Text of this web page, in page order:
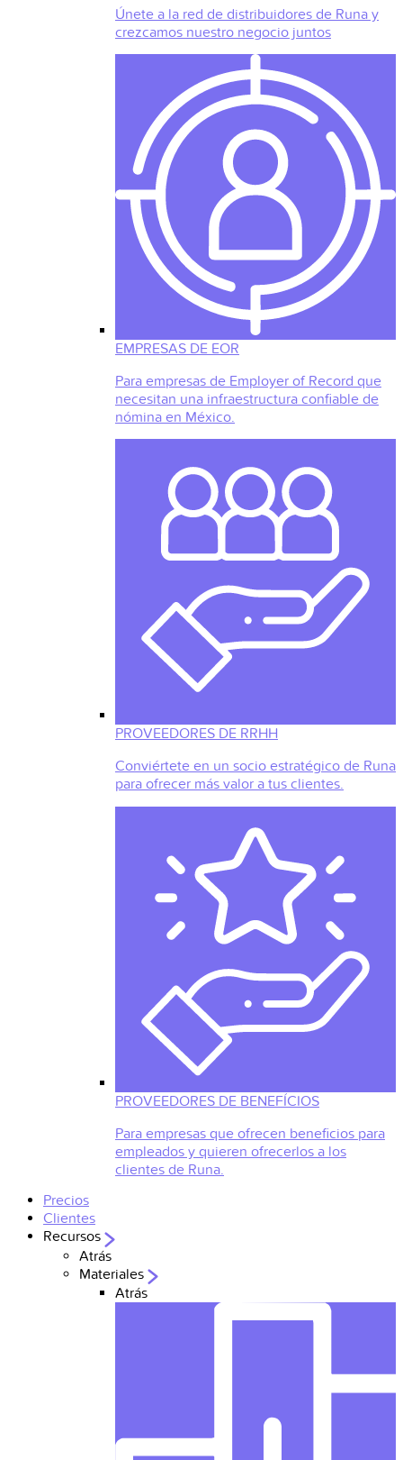
Únete a la red de distribuidores de Runa y
crezcamos nuestro negocio juntos
EMPRESAS DE EOR
Para empresas de Employer of Record que
necesitan una infraestructura confiable de
nómina en México.
PROVEEDORES DE RRHH
Conviértete en un socio estratégico de Runa
para ofrecer más valor a tus clientes.
PROVEEDORES DE BENEFÍCIOS
Para empresas que ofrecen beneficios para
empleados y quieren ofrecerlos a los
clientes de Runa.
Precios
Clientes
Recursos
Atrás
Materiales
Atrás